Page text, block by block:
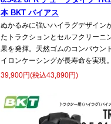
本 BKT バイアス
ぬかるみに強いハイラグデザイン
たトラクションとセルフクリーニ
果を発揮。天然ゴムのコンパウン
イロンケーシングが長寿命を実現
39,900円(税込43,890円)